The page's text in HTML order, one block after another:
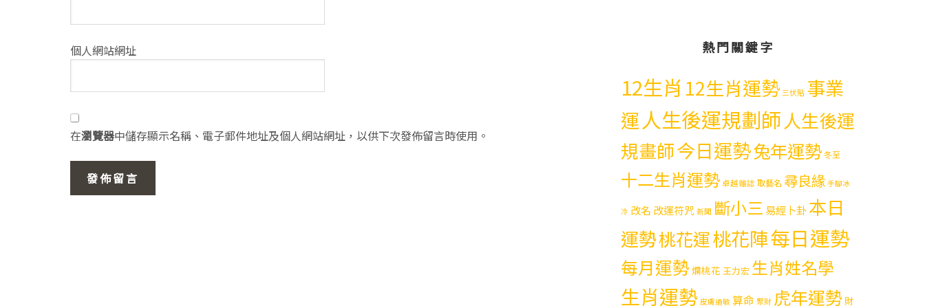
個人網站網址
在瀏覽器中儲存顯示名稱、電子郵件地址及個人網站網址，以供下次發佈留言時使用。
熱門關鍵字
12生肖 12生肖運勢 三伏貼 事業
運人生後運規劃師人生後運
規畫師今日運勢兔年運勢冬至
十二生肖運勢卓越雜誌 取藝名 尋良緣 手腳冰
冷 改名 改運符咒 新聞 斷小三易經卜卦本日
運勢桃花運桃花陣每日運勢
每月運勢 爛桃花 王力宏 生肖姓名學
生肖運勢 皮膚過敏 算命 聚財 虎年運勢 財